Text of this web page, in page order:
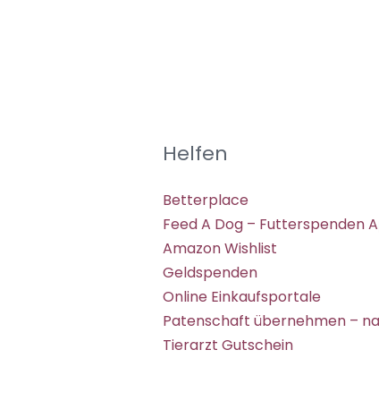
Helfen
Betterplace
Feed A Dog – Futterspenden
Amazon Wishlist
Geldspenden
Online Einkaufsportale
Patenschaft übernehmen –
Tierarzt Gutschein